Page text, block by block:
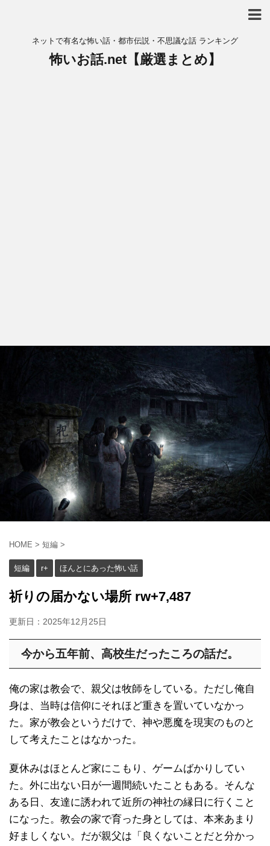
ネットで有名な怖い話・都市伝説・不思議な話 ランキング
怖いお話.net【厳選まとめ】
HOME > 短編 >
短編 r+ ほんとにあった怖い話
祈りの届かない場所 rw+7,487
更新日： 2025年12月25日
今から五年前、高校生だったころの話だ。
俺の家は教会で、親父は牧師をしている。ただし俺自
身は、当時は信仰にそれほど重きを置いていなかっ
た。家が教会というだけで、神や悪魔を現実のものと
して考えたことはなかった。
夏休みはほとんど家にこもり、ゲームばかりしてい
た。外に出ない日が一週間続いたこともある。そんな
ある日、友達に誘われて近所の神社の縁日に行くこと
になった。教会の家で育った身としては、本来あまり
好ましくない。だが親父は「良くないことだと分かっ